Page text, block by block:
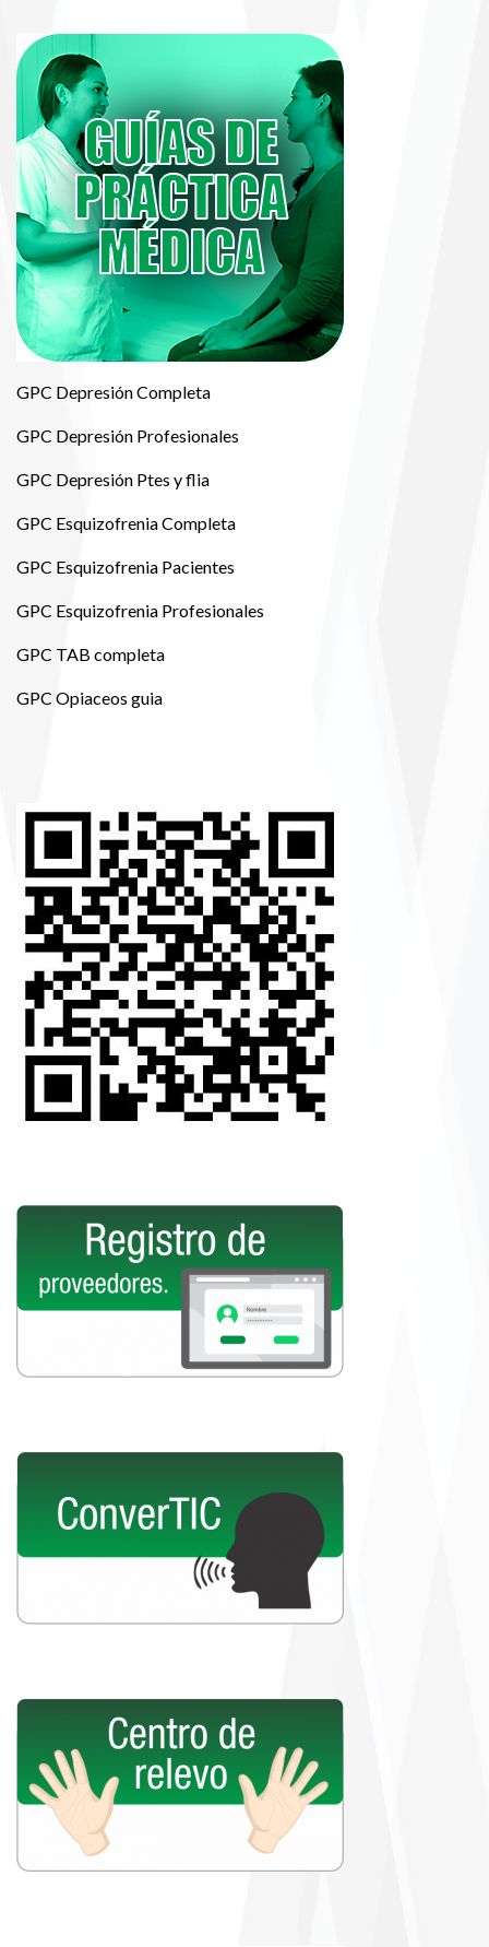
GPC Depresión Completa
GPC Depresión Profesionales
GPC Depresión Ptes y flia
GPC Esquizofrenia Completa
GPC Esquizofrenia Pacientes
GPC Esquizofrenia Profesionales
GPC TAB completa
GPC Opiaceos guia